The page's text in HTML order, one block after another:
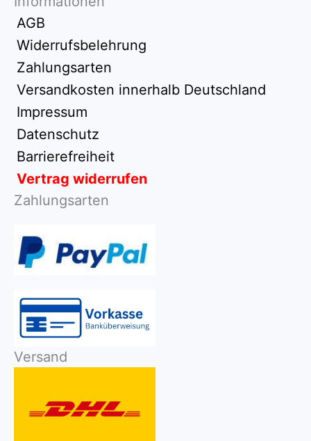
AGB
Widerrufsbelehrung
Zahlungsarten
Versandkosten innerhalb Deutschland
Impressum
Datenschutz
Barrierefreiheit
Vertrag widerrufen
Zahlungsarten
Versand